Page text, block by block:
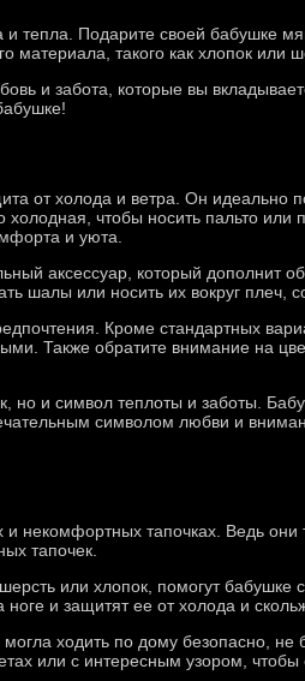
тепла. Подарите своей бабушке
материала, такого как хлопок или
и забота, которые вы
от холода и ветра. Он идеально
чтобы носить пальто или
и уюта.
аксессуар, который дополнит
шалы или носить их вокруг плеч,
Кроме стандартных
Также обратите внимание на
но и символ теплоты и заботы.
символом любви и
некомфортных тапочках. Ведь
тапочек.
или хлопок, помогут
и защитят ее от холода и
ходить по дому безопасно, не
или с интересным узором,